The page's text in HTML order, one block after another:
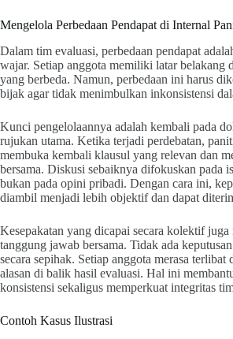
Mengelola Perbedaan Pendapat di Internal
Dalam tim evaluasi, perbedaan pendapat
wajar. Setiap anggota memiliki latar belakang
yang berbeda. Namun, perbedaan ini harus
bijak agar tidak menimbulkan inkonsistensi
Kunci pengelolaannya adalah kembali pada
rujukan utama. Ketika terjadi perdebatan,
membuka kembali klausul yang relevan dan
bersama. Diskusi sebaiknya difokuskan pada
bukan pada opini pribadi. Dengan cara ini,
diambil menjadi lebih objektif dan dapat
Kesepakatan yang dicapai secara kolektif juga
tanggung jawab bersama. Tidak ada
secara sepihak. Setiap anggota merasa terlibat
alasan di balik hasil evaluasi. Hal ini
konsistensi sekaligus memperkuat integritas
Contoh Kasus Ilustrasi